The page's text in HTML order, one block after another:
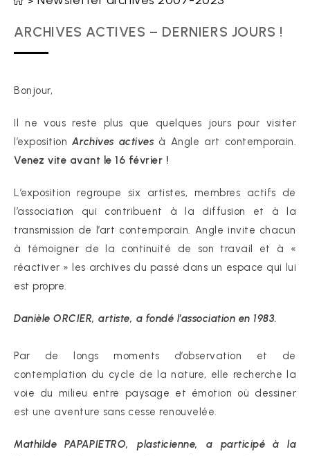
ARCHIVES ACTIVES – DERNIERS JOURS !
Bonjour,
Il ne vous reste plus que quelques jours pour visiter
l’exposition Archives actives à Angle art contemporain.
Venez vite avant le 16 février !
L’exposition regroupe six artistes, membres actifs de
l’association qui contribuent à la diffusion et à la
transmission de l’art contemporain. Angle invite chacun
à témoigner de la continuité de son travail et à «
réactiver » les archives du passé dans un espace qui lui
est propre.
Danièle ORCIER, artiste, a fondé l’association en 1983.
Par de longs moments d’observation et de
contemplation du cycle de la nature, elle recherche la
voie du milieu entre paysage et émotion où dessiner
est une aventure sans cesse renouvelée.
Mathilde PAPAPIETRO, plasticienne, a participé à la